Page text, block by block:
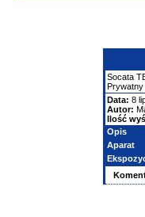
Socata
Prywatny
Data: 8
Autor:
Ilość
Opis
Aparat